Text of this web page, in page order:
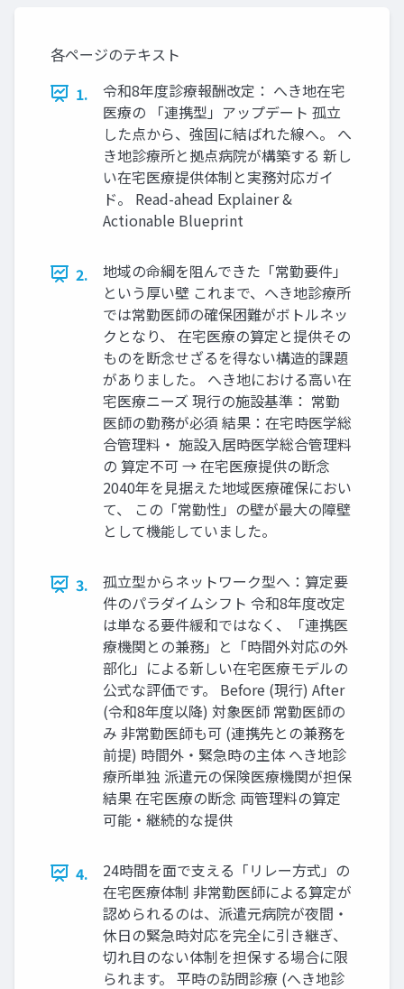
各ページのテキスト
1.
令和8年度診療報酬改定： へき地在宅
医療の 「連携型」アップデート 孤立
した点から、強固に結ばれた線へ。 へ
き地診療所と拠点病院が構築する 新し
い在宅医療提供体制と実務対応ガイ
ド。 Read-ahead Explainer &
Actionable Blueprint
2.
地域の命綱を阻んできた「常勤要件」
という厚い壁 これまで、へき地診療所
では常勤医師の確保困難がボトルネッ
クとなり、 在宅医療の算定と提供その
ものを断念せざるを得ない構造的課題
がありました。 へき地における高い在
宅医療ニーズ 現行の施設基準： 常勤
医師の勤務が必須 結果：在宅時医学総
合管理料・ 施設入居時医学総合管理料
の 算定不可 → 在宅医療提供の断念
2040年を見据えた地域医療確保におい
て、 この「常勤性」の壁が最大の障壁
として機能していました。
3.
孤立型からネットワーク型へ：算定要
件のパラダイムシフト 令和8年度改定
は単なる要件緩和ではなく、「連携医
療機関との兼務」と「時間外対応の外
部化」による新しい在宅医療モデルの
公式な評価です。 Before (現行) After
(令和8年度以降) 対象医師 常勤医師の
み 非常勤医師も可 (連携先との兼務を
前提) 時間外・緊急時の主体 へき地診
療所単独 派遣元の保険医療機関が担保
結果 在宅医療の断念 両管理料の算定
可能・継続的な提供
4.
24時間を面で支える「リレー方式」の
在宅医療体制 非常勤医師による算定が
認められるのは、派遣元病院が夜間・
休日の緊急時対応を完全に引き継ぎ、
切れ目のない体制を担保する場合に限
られます。 平時の訪問診療 (へき地診